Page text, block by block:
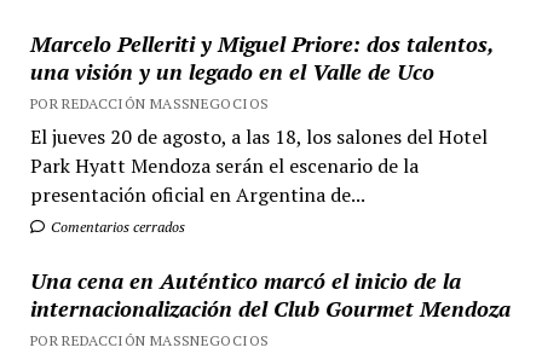
Marcelo Pelleriti y Miguel Priore: dos talentos,
una visión y un legado en el Valle de Uco
POR REDACCIÓN MASSNEGOCIOS
El jueves 20 de agosto, a las 18, los salones del Hotel
Park Hyatt Mendoza serán el escenario de la
presentación oficial en Argentina de...
Comentarios cerrados
Una cena en Auténtico marcó el inicio de la
internacionalización del Club Gourmet Mendoza
POR REDACCIÓN MASSNEGOCIOS